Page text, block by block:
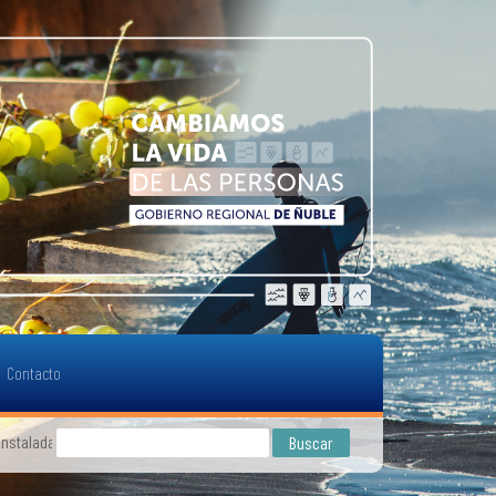
Contacto
están en condiciones de ser habitadas”